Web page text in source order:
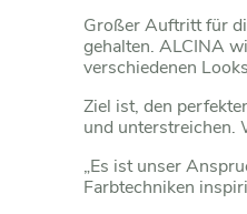
Großer Auftritt für
gehalten. ALCINA
verschiedenen
Ziel ist, den
und unterstreichen.
„Es ist unser
Farbtechniken